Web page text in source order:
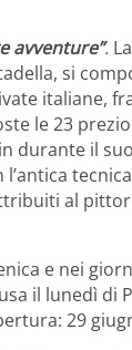
avventure”.
si
italiane,
le 23
durante il
al
e nei
il lunedì
29